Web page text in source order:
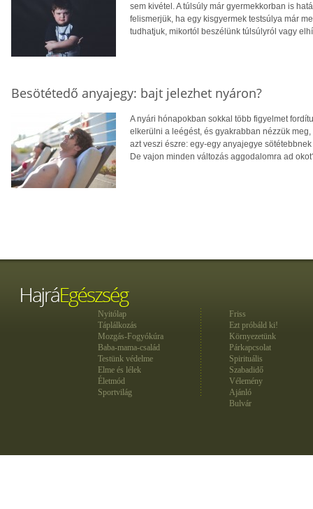
sem kivétel. A túlsúly már gyermekkorban is
felismerjük, ha egy kisgyermek testsúlya már
tudhatjuk, mikortól beszélünk túlsúlyról vagy
Besötétedő anyajegy: bajt jelezhet nyáron?
A nyári hónapokban sokkal több figyelmet
elkerülni a leégést, és gyakrabban nézzük
azt veszi észre: egy-egy anyajegye
De vajon minden változás aggodalomra ad
Nyitólap
Táplálkozás
Mozgás-Fogyókúra
Baba-mama-család
Testünk védelme
Elme és lélek
Életmód
Sportvilág
Friss
Ezt próbáld ki!
Környezetünk
Párkapcsolat
Spirituális
Szabadidő
Vélemény
Ajánló
Bulvár